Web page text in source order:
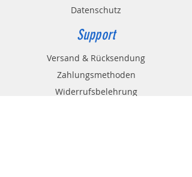
Datenschutz
Support
Versand & Rücksendung
Zahlungsmethoden
Widerrufsbelehrung